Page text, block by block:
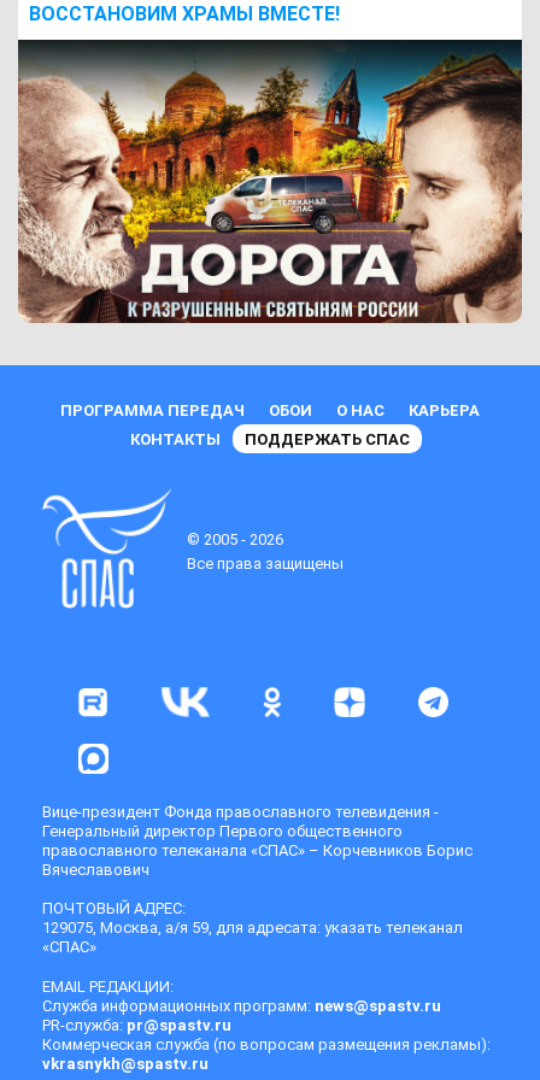
ВОCСТАНОВИМ ХРАМЫ ВМЕСТЕ!
ПРОГРАММА ПЕРЕДАЧ ОБОИ О НАС
КАРЬЕРА
КОНТАКТЫ
ПОДДЕРЖАТЬ СПАС
© 2005 - 2026
Все права защищены
Вице-президент Фонда православного телевидения -
Генеральный директор Первого общественного
православного телеканала «СПАС» – Корчевников Борис
Вячеславович
ПОЧТОВЫЙ АДРЕС:
129075, Москва, а/я 59, для адресата: указать телеканал
«СПАС»
EMAIL РЕДАКЦИИ:
Служба информационных программ: news@spastv.ru
PR-служба: pr@spastv.ru
Коммерческая служба (по вопросам размещения рекламы):
vkrasnykh@spastv.ru